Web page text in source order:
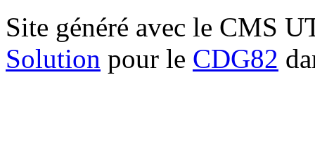
Site généré avec le CMS
Solution pour le CDG82